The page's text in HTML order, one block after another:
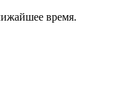
время.